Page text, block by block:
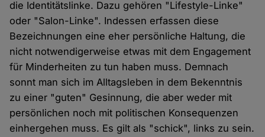
die Identitätslinke. Dazu gehören "Lifestyle-Linke"
oder "Salon-Linke". Indessen erfassen diese
Bezeichnungen eine eher persönliche Haltung, die
nicht notwendigerweise etwas mit dem Engagement
für Minderheiten zu tun haben muss. Demnach
sonnt man sich im Alltagsleben in dem Bekenntnis
zu einer "guten" Gesinnung, die aber weder mit
persönlichen noch mit politischen Konsequenzen
einhergehen muss. Es gilt als "schick", links zu sein.